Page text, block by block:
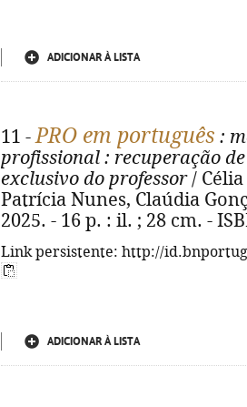
ADICIONAR À LISTA
11 -PRO em português :
profissional : recuperação
exclusivo do professor/ Célia
Patrícia Nunes, Claúdia
2025. - 16 p. : il. ; 28 cm. -
Link persistente: http://
ADICIONAR À LISTA